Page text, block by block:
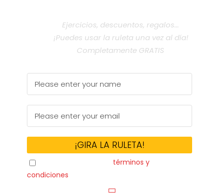
Ejercicios, descuentos, regalos...
¡Puedes usar la ruleta una vez al día!
Completamente GRATIS
¡GIRA LA RULETA!
términos y
condiciones